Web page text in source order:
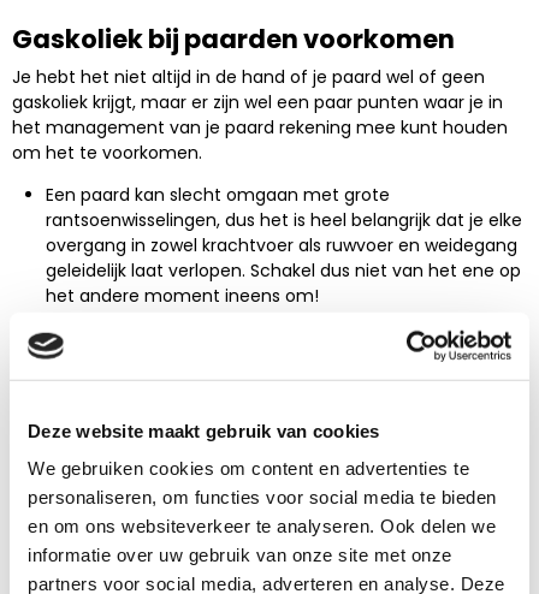
Deze website maakt gebruik van cookies
We gebruiken cookies om content en advertenties te
personaliseren, om functies voor social media te bieden
en om ons websiteverkeer te analyseren. Ook delen we
informatie over uw gebruik van onze site met onze
partners voor social media, adverteren en analyse. Deze
Gaskoliek bij paarden voorkomen
Je hebt het niet altijd in de hand of je paard wel of geen
gaskoliek krijgt, maar er zijn wel een paar punten waar je in
het management van je paard rekening mee kunt houden
om het te voorkomen.
Een paard kan slecht omgaan met grote
rantsoenwisselingen, dus het is heel belangrijk dat je elke
overgang in zowel krachtvoer als ruwvoer en weidegang
geleidelijk laat verlopen. Schakel dus niet van het ene op
het andere moment ineens om!
Zorg ook altijd dat je paard of pony niet te veel
voorjaars- of najaarsgras binnenkrijgt, vooral niet als het
in de nacht koud is geweest. Geef je paard bijvoorbeeld
SpeediBeetofPavo Fibrebeet. Deze vezelrijke producten
vol zit en minder gras zal eten en het gras beter verteerd
wordt.
Ook is het verstandig om meerdere keren per dag kleine
hoeveelheden te voeren. Geef je paard bijvoorbeeld
nooit meer dan 2 kg krachtvoer per voerbeurt, het liefst